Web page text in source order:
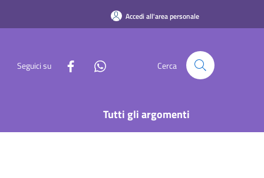
Accedi all'area personale
Seguici su Cerca
Tutti gli argomenti